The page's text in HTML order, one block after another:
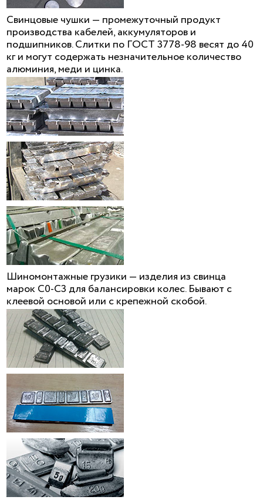
Свинцовые чушки — промежуточный продукт
производства кабелей, аккумуляторов и
подшипников. Слитки по ГОСТ 3778-98 весят до 40
кг и могут содержать незначительное количество
алюминия, меди и цинка.
Шиномонтажные грузики — изделия из свинца
марок С0-С3 для балансировки колес. Бывают с
клеевой основой или с крепежной скобой.